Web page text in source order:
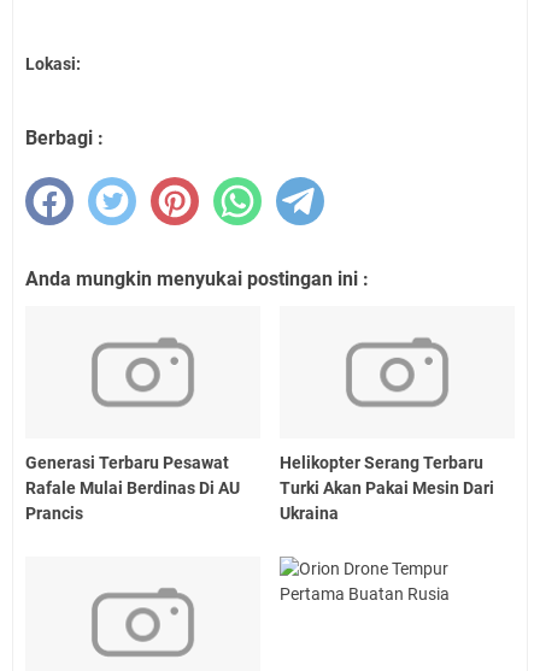
Lokasi:
Berbagi :
Anda mungkin menyukai postingan ini :
Generasi Terbaru Pesawat
Rafale Mulai Berdinas Di AU
Prancis
Helikopter Serang Terbaru
Turki Akan Pakai Mesin Dari
Ukraina